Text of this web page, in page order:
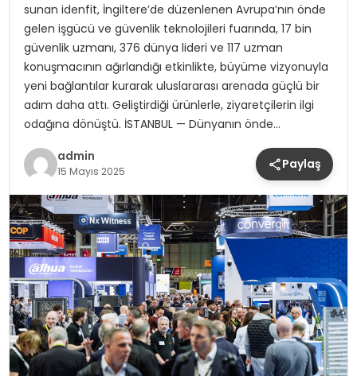
sunan idenfit, İngiltere’de düzenlenen Avrupa’nın önde
gelen işgücü ve güvenlik teknolojileri fuarında, 17 bin
güvenlik uzmanı, 376 dünya lideri ve 117 uzman
konuşmacının ağırlandığı etkinlikte, büyüme vizyonuyla
yeni bağlantılar kurarak uluslararası arenada güçlü bir
adım daha attı. Geliştirdiği ürünlerle, ziyaretçilerin ilgi
odağına dönüştü. İSTANBUL — Dünyanın önde…
admin
15 Mayıs 2025 Paylaş